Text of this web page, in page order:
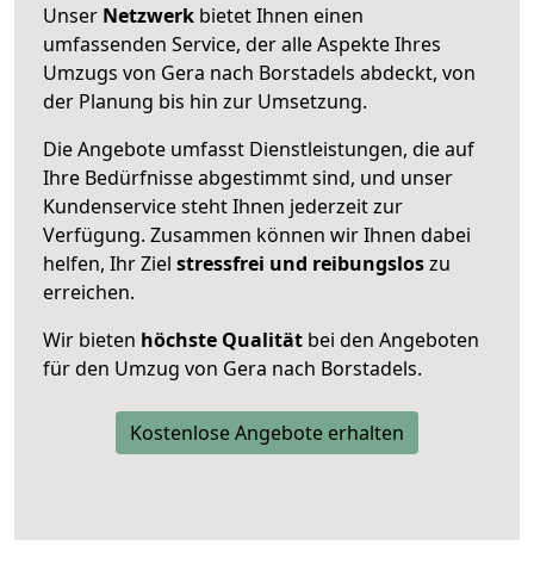
Unser Netzwerk bietet Ihnen einen
umfassenden Service, der alle Aspekte Ihres
Umzugs von Gera nach Borstadels abdeckt, von
der Planung bis hin zur Umsetzung.
Die Angebote umfasst Dienstleistungen, die auf
Ihre Bedürfnisse abgestimmt sind, und unser
Kundenservice steht Ihnen jederzeit zur
Verfügung. Zusammen können wir Ihnen dabei
helfen, Ihr Ziel stressfrei und reibungsloszu
erreichen.
Wir bieten höchste Qualität bei den Angeboten
für den Umzug von Gera nach Borstadels.
Kostenlose Angebote erhalten